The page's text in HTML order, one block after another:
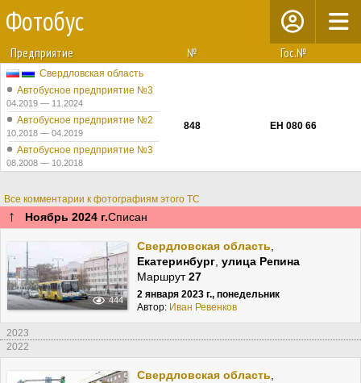
Фотобус
Предприятие № Гос.№
Свердловская область
Автобусное предприятие №3
04.2019 — 11.2024
848 ЕН 080 66
Автобусное предприятие №2
10.2018 — 04.2019
Автобусное предприятие №3
08.2008 — 10.2018
Все комментарии к фотографиям этого ТС
↑ Ноябрь 2024 г.Списан
444
Свердловская область,
Екатеринбург, улица Репина
Маршрут27
2 января 2023 г., понедельник
Автор: Иван Ревенков
2023
2022
Свердловская область